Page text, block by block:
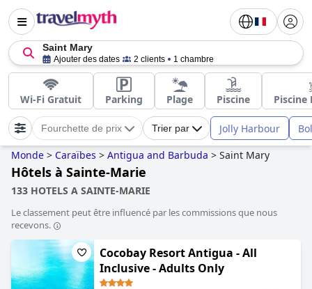
Saint Mary
Ajouter des dates 2 clients 1 chambre
Wi-Fi Gratuit Parking Plage Piscine Piscine
Fourchette de prix Trier par Jolly Harbour
Monde > Caraïbes > Antigua and Barbuda > Saint Mary
Hôtels à Sainte-Marie
133 HOTELS A SAINTE-MARIE
Le classement peut être influencé par les commissions que nous
recevons.
Cocobay Resort Antigua - All
Inclusive - Adults Only